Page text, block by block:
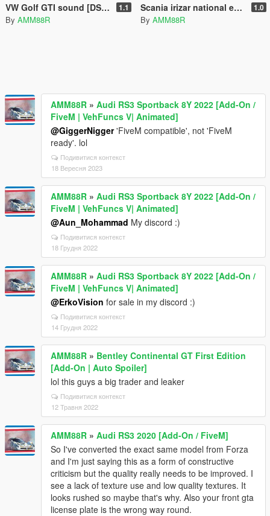
VW Golf GTI sound [DSG SOUND] 1.1
By AMM88R
Scania irizar national express paintjob 1.0
By AMM88R
AMM88R » Audi RS3 Sportback 8Y 2022 [Add-On /
FiveM | VehFuncs V| Animated]
@GiggerNigger'FiveM compatible', not 'FiveM
ready'. lol
Подивитися контекст
18 Вересня 2023
AMM88R » Audi RS3 Sportback 8Y 2022 [Add-On /
FiveM | VehFuncs V| Animated]
@Aun_Mohammad My discord :)
Подивитися контекст
18 Грудня 2022
AMM88R » Audi RS3 Sportback 8Y 2022 [Add-On /
FiveM | VehFuncs V| Animated]
@ErkoVision for sale in my discord :)
Подивитися контекст
14 Грудня 2022
AMM88R » Bentley Continental GT First Edition
[Add-On | Auto Spoiler]
lol this guys a big trader and leaker
Подивитися контекст
12 Травня 2022
AMM88R » Audi RS3 2020 [Add-On / FiveM]
So I've converted the exact same model from Forza
and I'm just saying this as a form of constructive
criticism but the quality really needs to be improved. I
see a lack of texture use and low quality textures. It
looks rushed so maybe that's why. Also your front gta
license plate is the wrong way round.